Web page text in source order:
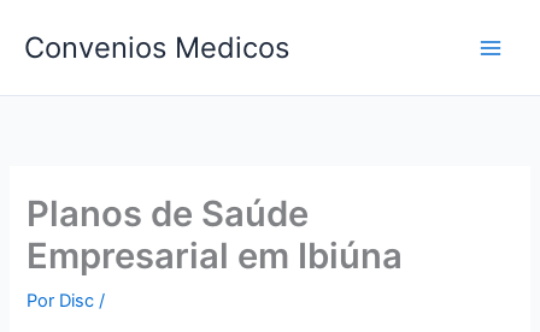
para
conteúdo
Convenios Medicos
Planos de Saúde
Empresarial em Ibiúna
Por Disc/